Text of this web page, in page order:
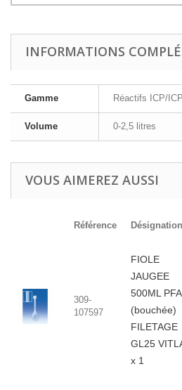
INFORMATIONS
Gamme Réactifs ICP/
Volume 0-2,5 litres
VOUS AIMEREZ AUSSI
Référence Désignation
309-
107597
FIOLE
JAUGEE
500ML PFA
(bouchée)
FILETAGE
GL25
x 1